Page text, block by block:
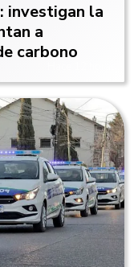
investigan la
a
carbono